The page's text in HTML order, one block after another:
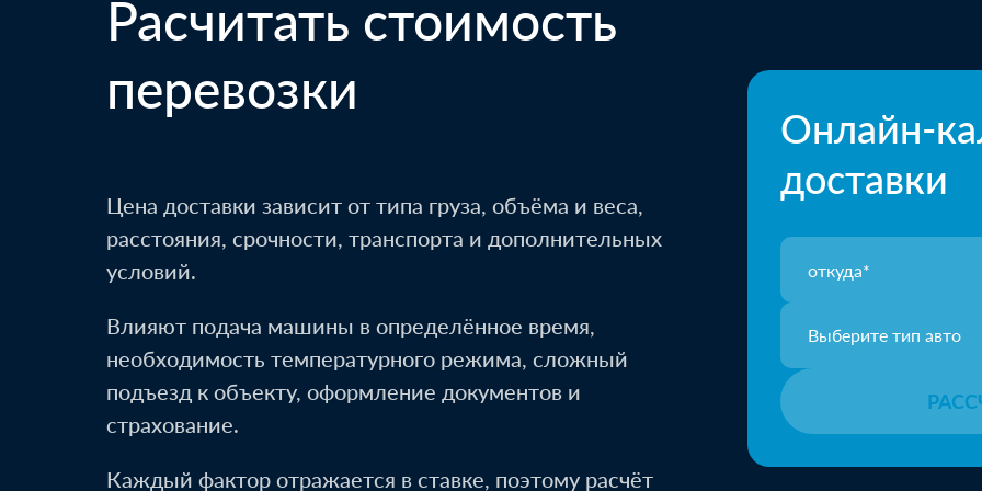
Расчитать стоимость
перевозки
Цена доставки зависит от типа груза, объёма и веса,
расстояния, срочности, транспорта и дополнительных
условий.
Влияют подача машины в определённое время,
необходимость температурного режима, сложный
подъезд к объекту, оформление документов и
страхование.
Каждый фактор отражается в ставке, поэтому расчёт
Онлайн-
доставки
Выберите тип авто
Оборудование и
Казань
1 паллет - текстиль,